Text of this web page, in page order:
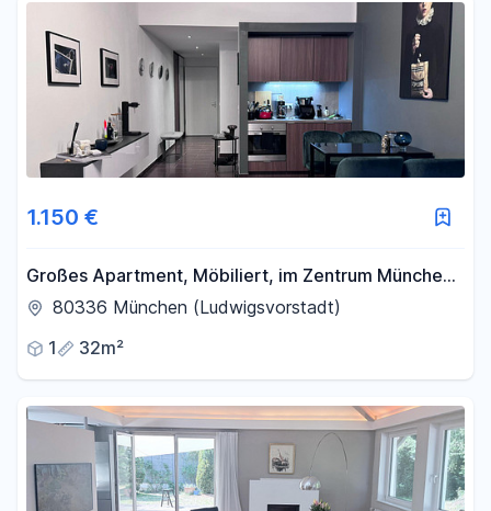
1.150 €
Großes Apartment, Möbiliert, im Zentrum Münchens
ab 01.08.26 zu vermieten
80336 München (Ludwigsvorstadt)
1
32m²